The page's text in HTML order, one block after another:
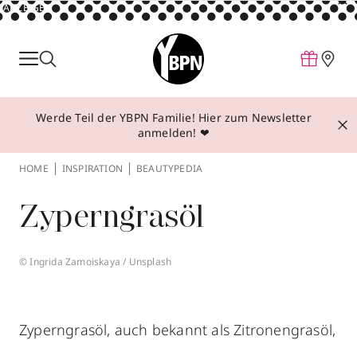
ANZEIGE
Parfum
Make-up
Behandlungen
Über YBPN
Aktionen
Werde Teil der YBPN Familie! Hier zum Newsletter
anmelden! ❤
HOME INSPIRATION BEAUTYPEDIA
Zyperngrasöl
© Ingrida Zamoiskaya / Unsplash
Zyperngrasöl, auch bekannt als Zitronengrasöl,